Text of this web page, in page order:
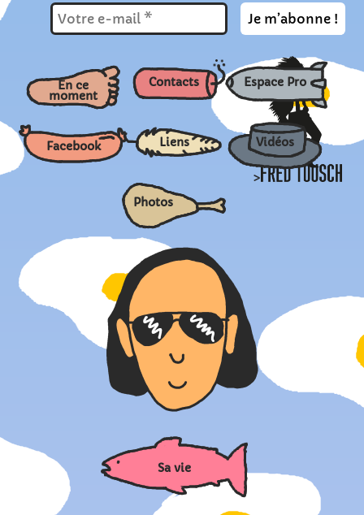
>
En ce
moment
Contacts Espace Pro
Facebook Liens Vidéos
Photos
Sa vie